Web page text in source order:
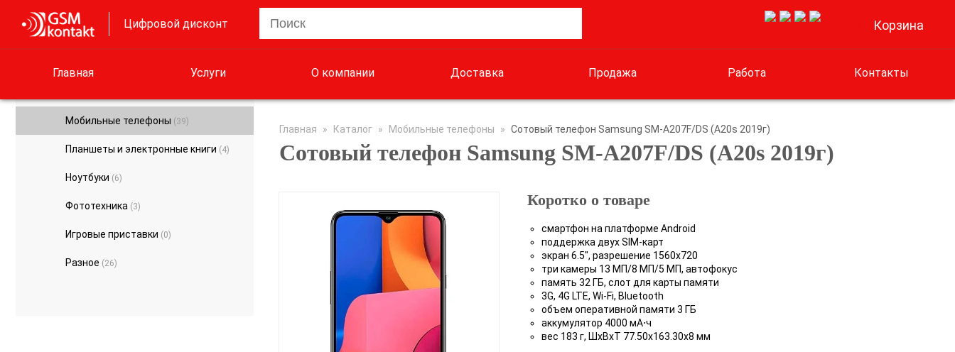
Цифровой дисконт Корзина
Главная Услуги О компании Доставка Продажа Работа Контакты
Мобильные телефоны (39)
Планшеты и электронные книги (4)
Ноутбуки (6)
Фототехника (3)
Игровые приставки (0)
Разное (26)
Главная » Каталог » Мобильные телефоны » Сотовый телефон Samsung SM-A207F/DS (A20s 2019г)
Сотовый телефон Samsung SM-A207F/DS (A20s 2019г)
Коротко о товаре
смартфон на платформе Android
поддержка двух SIM-карт
экран 6.5", разрешение 1560x720
три камеры 13 МП/8 МП/5 МП, автофокус
память 32 ГБ, слот для карты памяти
3G, 4G LTE, Wi-Fi, Bluetooth
объем оперативной памяти 3 ГБ
аккумулятор 4000 мА⋅ч
вес 183 г, ШxВxТ 77.50x163.30x8 мм